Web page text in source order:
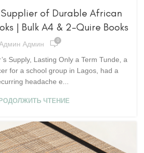
of Durable African
| Bulk A4 & 2-Quire Books
Админ 0
Supply, Lasting Only a Term Tunde, a
for a school group in Lagos, had a
headache e...
ЧТЕНИЕ